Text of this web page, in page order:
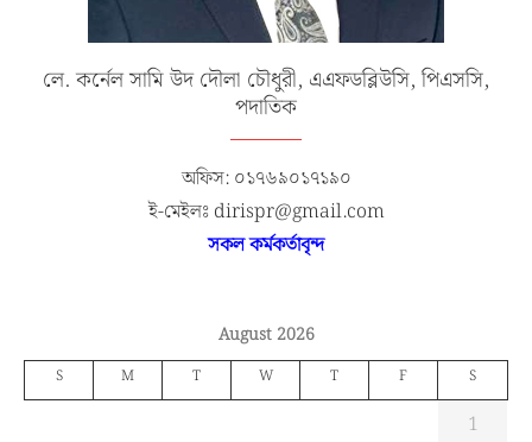
লে. কর্নেল সামি উদ দৌলা চৌধুরী, এএফডব্লিউসি, পিএসসি,
পদাতিক
অফিস: ০১৭৬৯০১৭১৯০
ই-মেইলঃ dirispr@gmail.com
সকল কর্মকর্তাবৃন্দ
August 2026
S M T W T F S
1